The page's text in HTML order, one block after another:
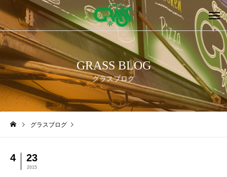
GRASS BLOG
グラスブログ
グラスブログ
4 23
2015